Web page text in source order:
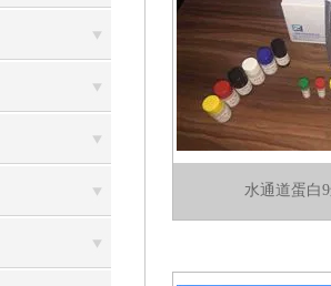
水通道蛋白